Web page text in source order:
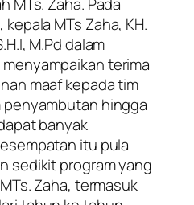
MTs Zaha, KH.
M.Pd dalam
terima
maaf kepada tim
penyambutan hingga
banyak
itu pula
sedikit program yang
Zaha, termasuk